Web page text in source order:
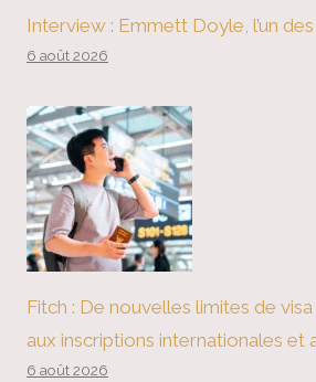
Interview : Emmett Doyle, l’un
6 août 2026
Fitch : De nouvelles limites de
aux inscriptions internationales et
6 août 2026